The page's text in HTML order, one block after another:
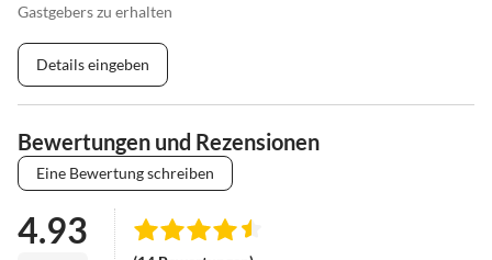
Gastgebers zu erhalten
Details eingeben
Bewertungen und Rezensionen
Eine Bewertung schreiben
4.93